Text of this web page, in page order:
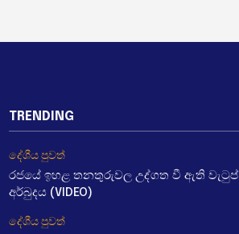
TRENDING
දේශීය පුවත්
රජයේ ඉහළ තනතුරුවල උද්ගත වී ඇති වැටුප්
අර්බුදය (VIDEO)
දේශීය පුවත්